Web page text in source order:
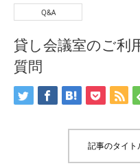
Q&A
貸し会議室のご利
質問
記事のタイト